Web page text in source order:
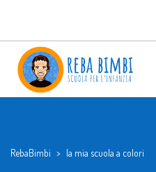
RebaBimbi > la mia scuola a colori